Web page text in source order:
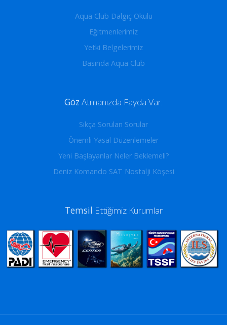
Aqua Club Dalgıç Okulu
Eğitmenlerimiz
Yetki Belgelerimiz
Basında Aqua Club
Göz Atmanızda Fayda Var:
Sıkça Sorulan Sorular
Önemli Yasal Düzenlemeler
Yeni Başlayanlar Neler Beklemeli?
Deniz Komando SAT Nostalji Köşesi
Temsil Ettiğimiz Kurumlar